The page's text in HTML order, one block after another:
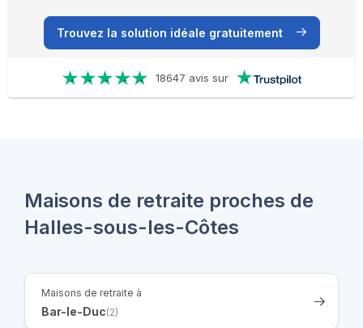
Trouvez la solution idéale gratuitement
18647 avis sur
Maisons de retraite proches de
Halles-sous-les-Côtes
Maisons de retraite à
Bar-le-Duc(2)